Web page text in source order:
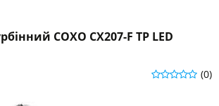
COXO CX207-F TP LED
(0)